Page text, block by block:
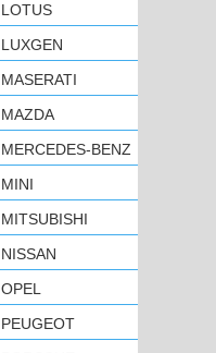
LOTUS
LUXGEN
MASERATI
MAZDA
MERCEDES-BENZ
MINI
MITSUBISHI
NISSAN
OPEL
PEUGEOT